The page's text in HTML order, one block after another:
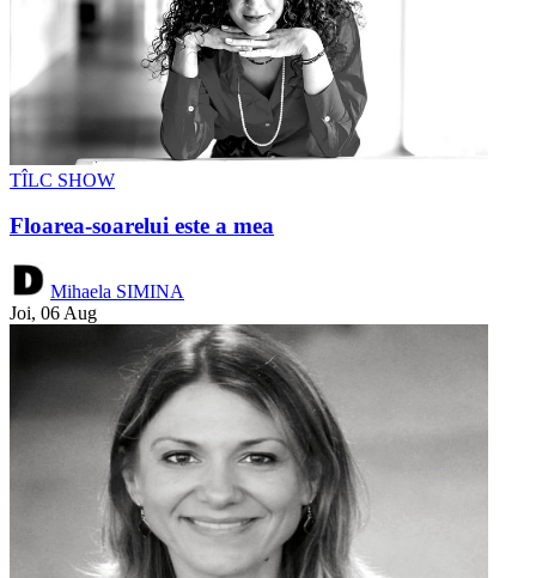
TÎLC SHOW
Floarea-soarelui este a mea
Mihaela SIMINA
Joi, 06 Aug